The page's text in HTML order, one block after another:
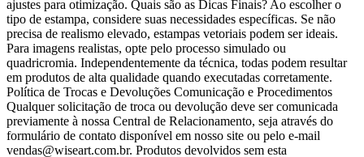
ajustes para otimização. Quais são as Dicas Finais? Ao escolher o
tipo de estampa, considere suas necessidades específicas. Se não
precisa de realismo elevado, estampas vetoriais podem ser ideais.
Para imagens realistas, opte pelo processo simulado ou
quadricromia. Independentemente da técnica, todas podem resultar
em produtos de alta qualidade quando executadas corretamente.
Política de Trocas e Devoluções Comunicação e Procedimentos
Qualquer solicitação de troca ou devolução deve ser comunicada
previamente à nossa Central de Relacionamento, seja através do
formulário de contato disponível em nosso site ou pelo e-mail
vendas@wiseart.com.br. Produtos devolvidos sem esta